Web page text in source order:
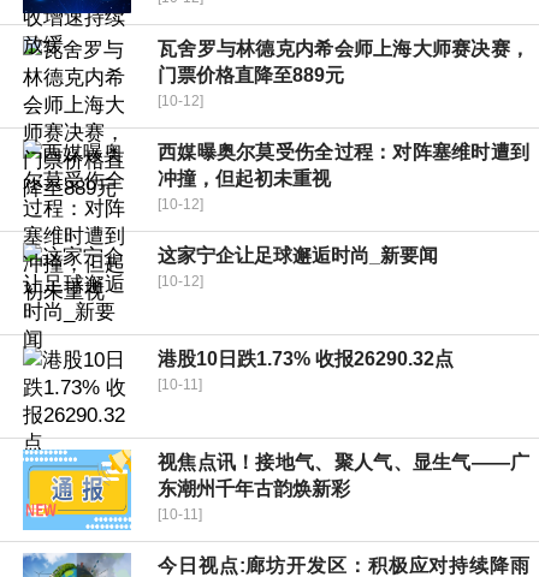
瓦舍罗与林德克内希会师上海大师赛决赛，
门票价格直降至889元
[10-12]
西媒曝奥尔莫受伤全过程：对阵塞维时遭到
冲撞，但起初未重视
[10-12]
这家宁企让足球邂逅时尚_新要闻
[10-12]
港股10日跌1.73% 收报26290.32点
[10-11]
视焦点讯！接地气、聚人气、显生气——广
东潮州千年古韵焕新彩
[10-11]
今日视点:廊坊开发区：积极应对持续降雨